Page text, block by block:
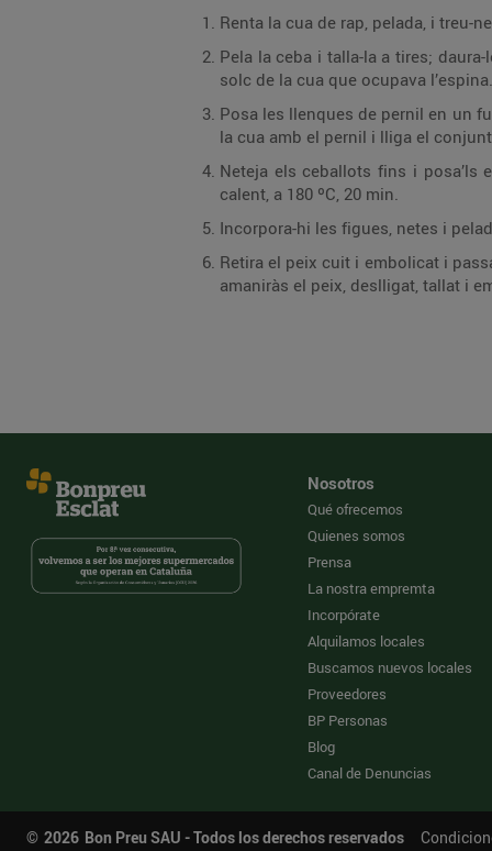
Renta la cua de rap, pelada, i treu-
Pela la ceba i talla-la a tires;
solc de la cua que ocupava l’espina.
Posa les llenques de pernil en un
la cua amb el pernil i lliga el
Neteja els ceballots fins i posa’ls
calent, a 180 ºC, 20 min.
Incorpora-hi les figues, netes i
Retira el peix cuit i embolicat i
amaniràs el peix, deslligat, tallat i
Nosotros
Qué ofrecemos
Quienes somos
Prensa
La nostra empremta
Incorpórate
Alquilamos locales
Buscamos nuevos locales
Proveedores
BP Personas
Blog
Canal de Denuncias
© 2026 Bon Preu SAU - Todos los derechos reservados